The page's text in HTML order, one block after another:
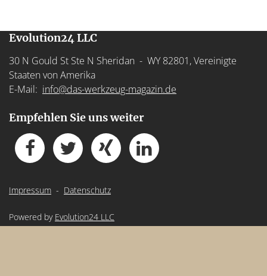
Evolution24 LLC
30 N Gould St Ste N Sheridan - WY 82801, Vereinigte
Staaten von Amerika
E-Mail: info@das-werkzeug-magazin.de
Empfehlen Sie uns weiter
Impressum - Datenschutz
Powered by Evolution24 LLC